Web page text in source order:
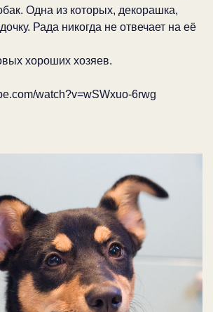
Одна из которых, декорашка,
Рада никогда не отвечает на её
хороших хозяев.
watch?v=wSWxuo-6rwg